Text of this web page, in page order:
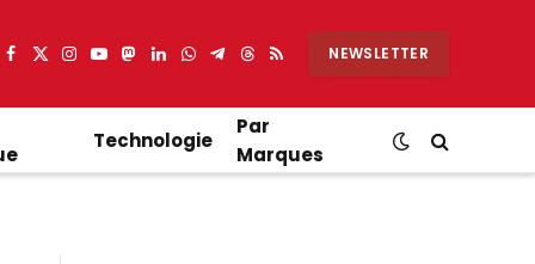
Facebook
X
Instagram
YouTube
Mastodon
LinkedIn
WhatsApp
Partager
Telegram
Threads
RSS NEWSLETTER
Technologie
Par
Marques